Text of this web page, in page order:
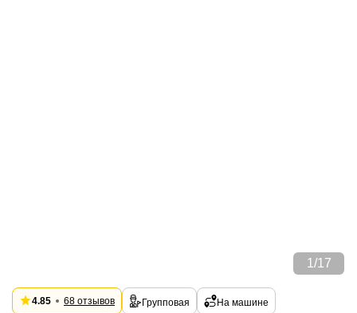
1 /17
4.85 68 отзывов Групповая На машине